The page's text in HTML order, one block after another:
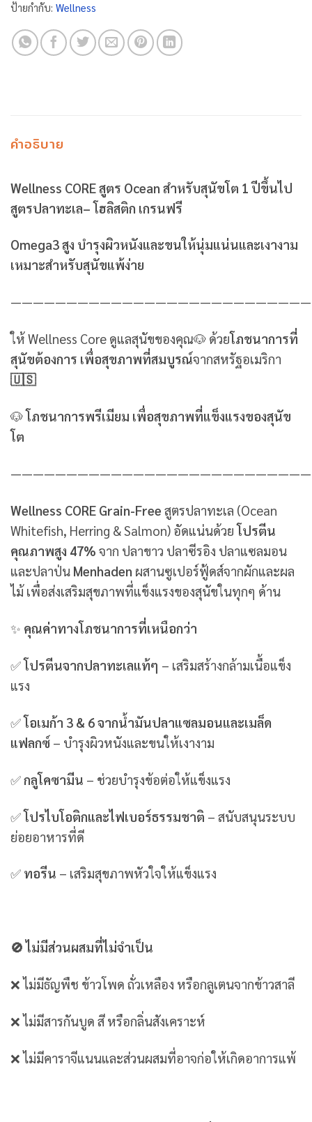
ป้ายกำกับ: Wellness
คำอธิบาย
Wellness CORE สูตร Ocean สำหรับสุนัขโต 1 ปีขึ้นไป
สูตรปลาทะเล– โฮลิสติก เกรนฟรี
Omega3 สูง บำรุงผิวหนังและขนให้นุ่มแน่นและเงางาม
เหมาะสำหรับสุนัขแพ้ง่าย
ให้ Wellness Core ดูแลสุนัขของคุณ🐶 ด้วยโภชนาการที่
สุนัขต้องการ เพื่อสุขภาพที่สมบูรณ์จากสหรัฐอเมริกา
🇺🇸
🐶โภชนาการพรีเมียม เพื่อสุขภาพที่แข็งแรงของสุนัข
โต
Wellness CORE Grain-Free สูตรปลาทะเล (Ocean
Whitefish, Herring & Salmon) อัดแน่นด้วยโปรตีน
คุณภาพสูง 47% จาก ปลาขาว ปลาซีรอิง ปลาแซลมอน
และปลาป่น Menhaden ผสานซูเปอร์ฟู้ดส์จากผักและผล
ไม้ เพื่อส่งเสริมสุขภาพที่แข็งแรงของสุนัขในทุกๆ ด้าน
✨ คุณค่าทางโภชนาการที่เหนือกว่า
✅โปรตีนจากปลาทะเลแท้ๆ – เสริมสร้างกล้ามเนื้อแข็ง
แรง
✅โอเมก้า 3 & 6 จากน้ำมันปลาแซลมอนและเมล็ด
แฟลกซ์ – บำรุงผิวหนังและขนให้เงางาม
✅กลูโคซามีน – ช่วยบำรุงข้อต่อให้แข็งแรง
✅โปรไบโอติกและไฟเบอร์ธรรมชาติ – สนับสนุนระบบ
ย่อยอาหารที่ดี
✅ ทอรีน – เสริมสุขภาพหัวใจให้แข็งแรง
🚫 ไม่มีส่วนผสมที่ไม่จำเป็น
❌ ไม่มีธัญพืช ข้าวโพด ถั่วเหลือง หรือกลูเตนจากข้าวสาลี
❌ ไม่มีสารกันบูด สี หรือกลิ่นสังเคราะห์
❌ ไม่มีคาราจีแนนและส่วนผสมที่อาจก่อให้เกิดอาการแพ้